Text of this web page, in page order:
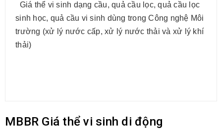
Giá thể vi sinh dạng cầu, quả cầu lọc, quả cầu lọc
sinh học, quả cầu vi sinh dùng trong Công nghệ Môi
trường (xử lý nước cấp, xử lý nước thải và xử lý khí
thải)
MBBR Giá thể vi sinh di động